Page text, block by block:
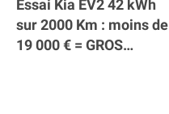
Essai Kia EV2 42 kWh
sur 2000 Km : moins de
19 000 € = GROS